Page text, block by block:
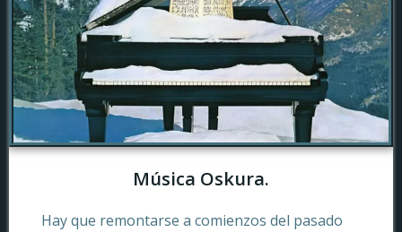
Música Oskura.
Hay que remontarse a comienzos del pasado